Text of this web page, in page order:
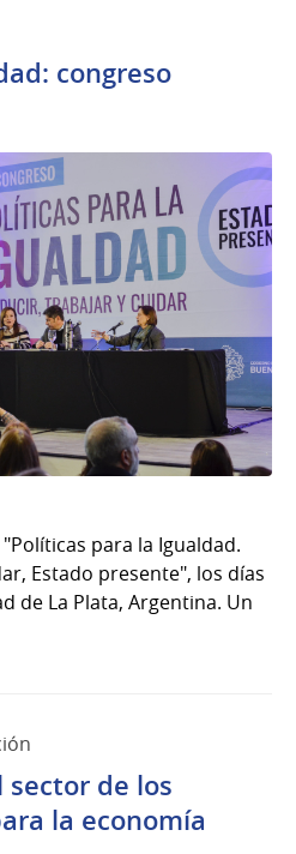
congreso
para la Igualdad.
Estado presente", los días
de La Plata, Argentina. Un
sector de los
la economía